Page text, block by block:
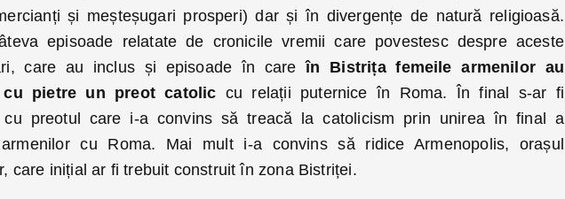
și meșteșugari prosperi) dar și în divergențe de natură religioasă.
episoade relatate de cronicile vremii care povestesc despre aceste
care au inclus și episoade în careîn Bistrița femeile armenilor au
cu pietre un preot catolic cu relații puternice în Roma. În final s-ar fi
cu preotul care i-a convins să treacă la catolicism prin unirea în final a
cu Roma. Mai mult i-a convins să ridice Armenopolis, orașul
care inițial ar fi trebuit construit în zona Bistriței.